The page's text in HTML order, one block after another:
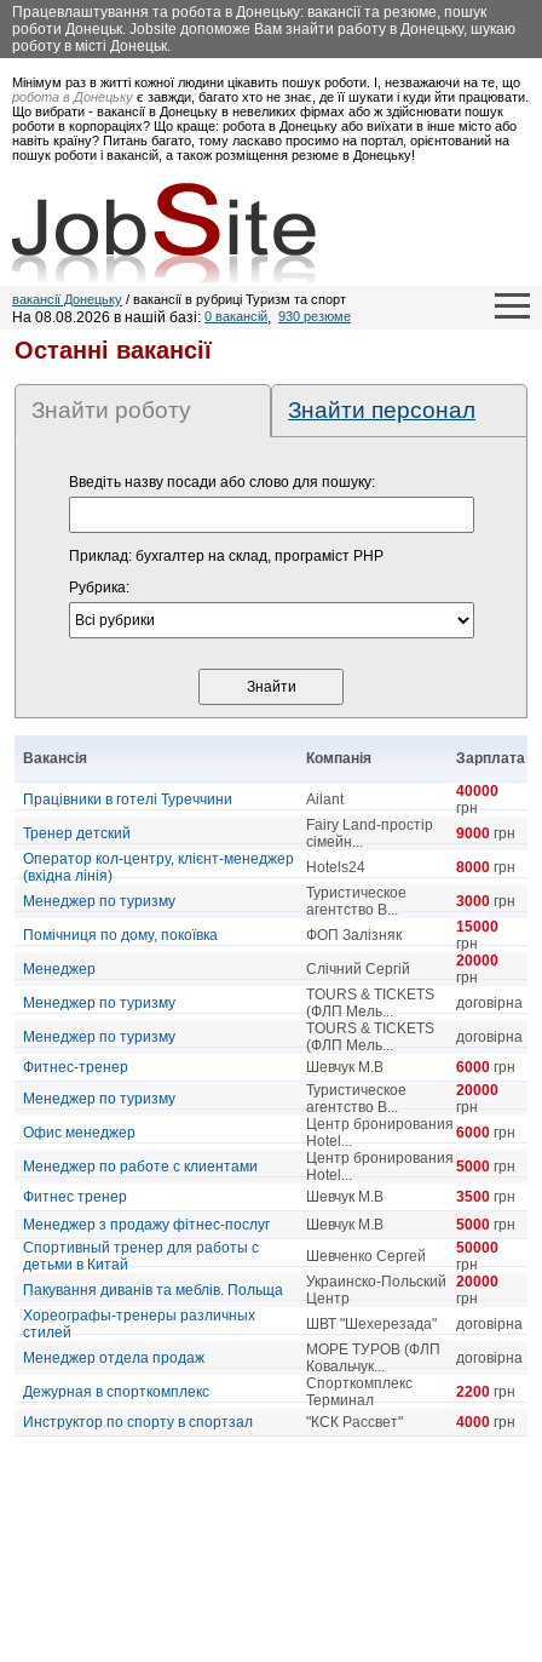
Працевлаштування та робота в Донецьку: вакансії та резюме, пошук
роботи Донецьк. Jobsite допоможе Вам знайти работу в Донецьку, шукаю
роботу в місті Донецьк.
Мінімум раз в житті кожної людини цікавить пошук роботи. І, незважаючи на те, що
робота в Донецьку є завжди, багато хто не знає, де її шукати і куди йти працювати.
Що вибрати - вакансії в Донецьку в невеликих фірмах або ж здійснювати пошук
роботи в корпораціях? Що краще: робота в Донецьку або виїхати в інше місто або
навіть країну? Питань багато, тому ласкаво просимо на портал, орієнтований на
пошук роботи і вакансій, а також розміщення резюме в Донецьку!
вакансії Донецьку / вакансії в рубриці Туризм та спорт
На 08.08.2026 в нашій базі: 0 вакансій, 930 резюме
Останні вакансії
Знайти роботу Знайти персонал
Введіть назву посади або слово для пошуку:
Приклад: бухгалтер на склад, програміст PHP
Рубрика:
Вакансія Компанія Зарплата
Працівники в готелі Туреччини Ailant
40000
грн
Тренер детский
Fairy Land-простір
сімейн...
9000 грн
Оператор кол-центру, клієнт-менеджер
(вхідна лінія)
Hotels24 8000 грн
Менеджер по туризму
Туристическое
агентство B...
3000 грн
Помічниця по дому, покоївка
ФОП Залізняк
15000
грн
Менеджер
Слічний Сергій
20000
грн
Менеджер по туризму
TOURS & TICKETS
(ФЛП Мель...
договірна
Менеджер по туризму
TOURS & TICKETS
(ФЛП Мель...
договірна
Фитнес-тренер
Шевчук М.В 6000 грн
Менеджер по туризму
Туристическое
агентство B...
20000
грн
Офис менеджер
Центр бронирования
Hotel...
6000 грн
Менеджер по работе с клиентами
Центр бронирования
Hotel...
5000 грн
Фитнес тренер
Шевчук М.В 3500 грн
Менеджер з продажу фітнес-послуг
Шевчук М.В 5000 грн
Спортивный тренер для работы с
детьми в Китай
Шевченко Сергей
50000
грн
Пакування диванів та меблів. Польща
Украинско-Польский
Центр
20000
грн
Хореографы-тренеры различных
стилей
ШВТ "Шехерезада"
договірна
Менеджер отдела продаж
МОРЕ ТУРОВ (ФЛП
Ковальчук...
договірна
Дежурная в спорткомплекс
Спорткомплекс
Терминал
2200 грн
Инструктор по спорту в спортзал
"КСК Рассвет" 4000 грн